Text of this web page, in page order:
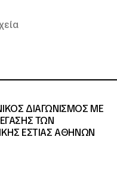
ΔΙΑΓΩΝΙΣΜΟΣ ΜΕ
ΤΩΝ
ΕΣΤΙΑΣ ΑΘΗΝΩΝ